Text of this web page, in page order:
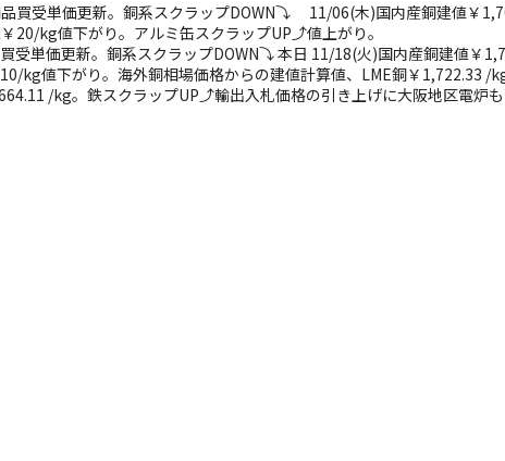
買受単価更新。銅系スクラップDOWN⤵ 11/06(木)国内産銅建値￥
20/kg値下がり。アルミ缶スクラップUP⤴値上がり。
受単価更新。銅系スクラップDOWN⤵ 本日 11/18(火)国内産銅建値￥
kg値下がり。海外銅相場価格からの建値計算値、LME銅￥1,722.33 /
/kg。鉄スクラップUP⤴輸出入札価格の引き上げに大阪地区電炉も